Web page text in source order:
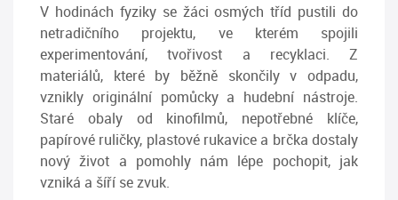
V hodinách fyziky se žáci osmých tříd pustili do
netradičního projektu, ve kterém spojili
experimentování, tvořivost a recyklaci. Z
materiálů, které by běžně skončily v odpadu,
vznikly originální pomůcky a hudební nástroje.
Staré obaly od kinofilmů, nepotřebné klíče,
papírové ruličky, plastové rukavice a brčka dostaly
nový život a pomohly nám lépe pochopit, jak
vzniká a šíří se zvuk.